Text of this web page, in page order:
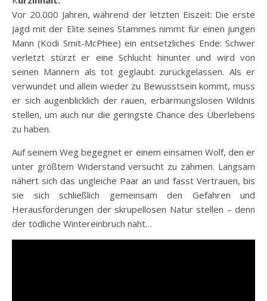
Vor 20.000 Jahren, während der letzten Eiszeit: Die erste
Jagd mit der Elite seines Stammes nimmt für einen jungen
Mann (Kodi Smit-McPhee) ein entsetzliches Ende: Schwer
verletzt stürzt er eine Schlucht hinunter und wird von
seinen Männern als tot geglaubt zurückgelassen. Als er
verwundet und allein wiederzu Bewusstsein kommt, muss
er sich augenblicklich der rauen, erbarmungslosen Wildnis
stellen, um auch nur die geringste Chance des Überlebens
zu haben.
Auf seinem Weg begegnet er einem einsamen Wolf, den er
unter größtem Widerstand versucht zu zähmen. Langsam
nähert sich das ungleiche Paar an und fasst Vertrauen, bis
sie sich schließlich gemeinsam den Gefahren und
Herausforderungen der skrupellosen Natur stellen – denn
der tödliche Wintereinbruch naht…